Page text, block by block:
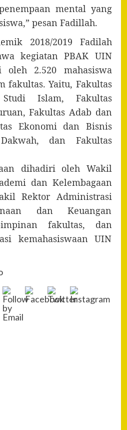
mental yang
pesan Fadillah.
2018/2019 Fadilah
kegiatan PBAK UIN
oleh 2.520 mahasiswa
fakultas. Yaitu, Fakultas
Islam, Fakultas
Fakultas Adab dan
Ekonomi dan Bisnis
dan Fakultas
dihadiri oleh Wakil
dan Kelembagaan
Rektor Administrasi
dan Keuangan
fakultas, dan
kemahasiswaan UIN